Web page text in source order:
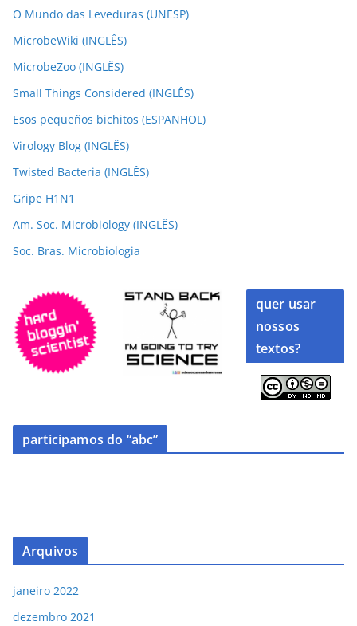
O Mundo das Leveduras (UNESP)
MicrobeWiki (INGLÊS)
MicrobeZoo (INGLÊS)
Small Things Considered (INGLÊS)
Esos pequeños bichitos (ESPANHOL)
Virology Blog (INGLÊS)
Twisted Bacteria (INGLÊS)
Gripe H1N1
Am. Soc. Microbiology (INGLÊS)
Soc. Bras. Microbiologia
quer usar
nossos
textos?
participamos do “abc”
Arquivos
janeiro 2022
dezembro 2021